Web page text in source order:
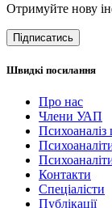
Отримуйте нову
Підписатись
Швидкі посилання
Про нас
Члени УАП
Психоаналіз
Контакти
Спеціалісти
Публікації